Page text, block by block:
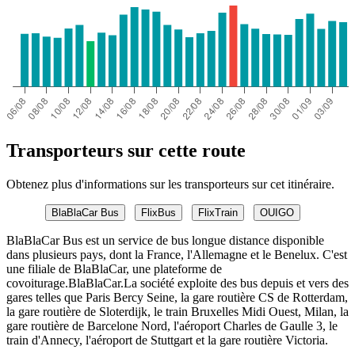
Transporteurs sur cette route
Obtenez plus d'informations sur les transporteurs sur cet itinéraire.
BlaBlaCar Bus FlixBus FlixTrain OUIGO
BlaBlaCar Bus est un service de bus longue distance disponible
dans plusieurs pays, dont la France, l'Allemagne et le Benelux. C'est
une filiale de BlaBlaCar, une plateforme de
covoiturage.BlaBlaCar.La société exploite des bus depuis et vers des
gares telles que Paris Bercy Seine, la gare routière CS de Rotterdam,
la gare routière de Sloterdijk, le train Bruxelles Midi Ouest, Milan, la
gare routière de Barcelone Nord, l'aéroport Charles de Gaulle 3, le
train d'Annecy, l'aéroport de Stuttgart et la gare routière Victoria.